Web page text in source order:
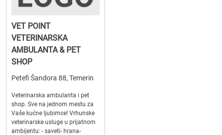
VET POINT
VETERINARSKA
AMBULANTA & PET
SHOP
Petefi Šandora 88, Temerin
Veterinarska ambulanta i pet
shop. Sve na jednom mestu za
Vaše kućne ljubimce! Vrhunske
veterinarske usluge u prijatnom
ambijentu: - saveti- hrana-